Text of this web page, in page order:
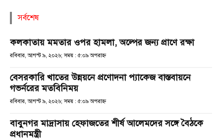
সর্বশেষ
কলকাতায় মমতার ওপর হামলা, অল্পের জন্য প্রাণে রক্ষা
রবিবার, আগস্ট ৯, ২০২৬; সময় : ৫:০৯ অপরাহ্ণ
বেসরকারি খাতের উন্নয়নে প্রণোদনা প্যাকেজ বাস্তবায়নে
গভর্নরের মতবিনিময়
রবিবার, আগস্ট ৯, ২০২৬; সময় : ৫:০৯ অপরাহ্ণ
বাবুনগর মাদ্রাসায় হেফাজতের শীর্ষ আলেমদের সঙ্গে বৈঠকে
প্রধানমন্ত্রী